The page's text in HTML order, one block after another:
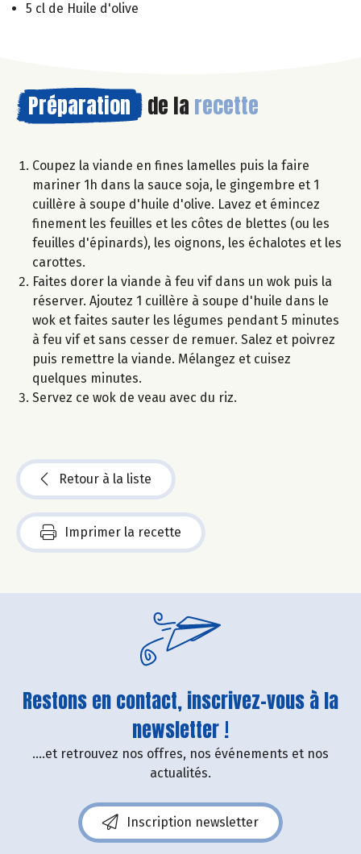
5 cl de Huile d'olive
Préparation de la recette
Coupez la viande en fines lamelles puis la faire
mariner 1h dans la sauce soja, le gingembre et 1
cuillère à soupe d'huile d'olive. Lavez et émincez
finement les feuilles et les côtes de blettes (ou les
feuilles d'épinards), les oignons, les échalotes et les
carottes.
Faites dorer la viande à feu vif dans un wok puis la
réserver. Ajoutez 1 cuillère à soupe d'huile dans le
wok et faites sauter les légumes pendant 5 minutes
à feu vif et sans cesser de remuer. Salez et poivrez
puis remettre la viande. Mélangez et cuisez
quelques minutes.
Servez ce wok de veau avec du riz.
Retour à la liste
Imprimer la recette
Restons en contact, inscrivez-vous à la
newsletter !
....et retrouvez nos offres, nos événements et nos
actualités.
Inscription newsletter